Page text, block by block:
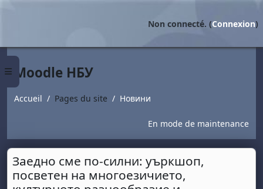
Panneau latéral
Non connecté. (Connexion)
Moodle НБУ
Accueil Pages du site Новини
En mode de maintenance
Заедно сме по-силни: уъркшоп,
посветен на многоезичието,